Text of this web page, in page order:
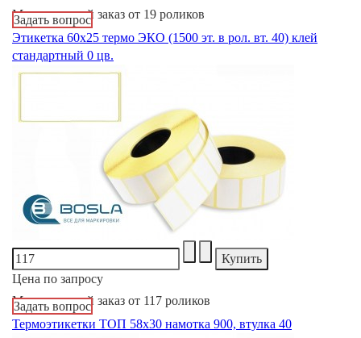
Минимальный заказ от 19 роликов
Задать вопрос
Этикетка 60х25 термо ЭКО (1500 эт. в рол. вт. 40) клей
стандартный 0 цв.
Цена по запросу
Минимальный заказ от 117 роликов
Задать вопрос
Термоэтикетки ТОП 58х30 намотка 900, втулка 40